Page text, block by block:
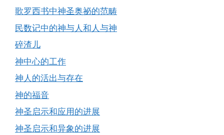
歌罗西书中神圣奥祕的范畴
民数记中的神与人和人与神
碎渣儿
神中心的工作
神人的活出与存在
神的福音
神圣启示和应用的进展
神圣启示和异象的进展